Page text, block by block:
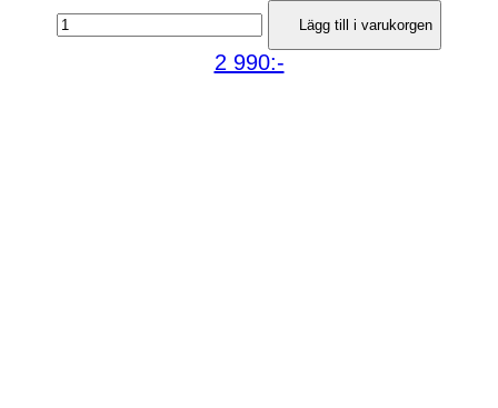
Lägg till i varukorgen
2 990:-